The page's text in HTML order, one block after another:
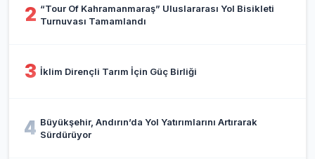
2 “Tour Of Kahramanmaraş” Uluslararası Yol Bisikleti
Turnuvası Tamamlandı
3 İklim Dirençli Tarım İçin Güç Birliği
4 Büyükşehir, Andırın’da Yol Yatırımlarını Artırarak
Sürdürüyor